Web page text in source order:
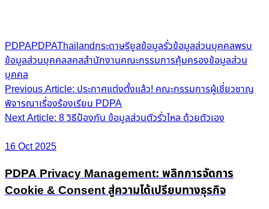
PDPAPDPAThailandกระดาษรียูสข้อมูลรั่วข้อมูลส่วนบุคคลพรบ
ข้อมูลส่วนบุคคลสคสสำนักงานคณะกรรมการคุ้มครองข้อมูลส่วน
บุคคล
Post
navigation
Previous Article: ประกาศแต่งตั้งแล้ว! คณะกรรมการผู้เชี่ยวชาญ
พิจารณาเรื่องร้องเรียน PDPA
Next Article: 8 วิธีป้องกัน ข้อมูลส่วนตัวรั่วไหล ด้วยตัวเอง
16 Oct 2025
PDPA Privacy Management: พลิกการจัดการ
Cookie & Consent สู่ความได้เปรียบทางธุรกิจ